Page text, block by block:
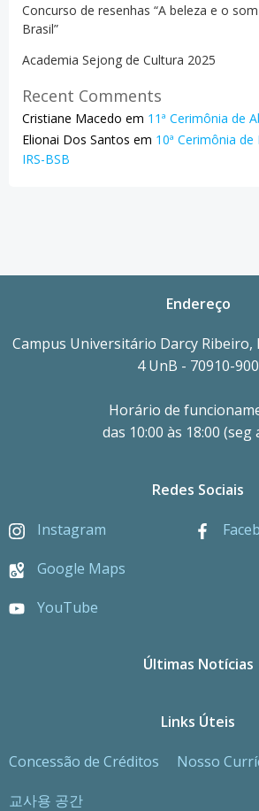
Concurso de resenhas “A beleza e o
Brasil”
Academia Sejong de Cultura 2025
Recent Comments
Cristiane Macedo em 11ª Cerimônia de
Elionai Dos Santos em 10ª Cerimônia
IRS-BSB
Endereço
Campus Universitário Darcy Ribeiro,
4 UnB - 70910-900
Horário de
das 10:00 às 18:00 (seg
Redes Sociais
Instagram
Google Maps
YouTube
Últimas Notícias
Links Úteis
Concessão de Créditos
Nosso
교사용 공간